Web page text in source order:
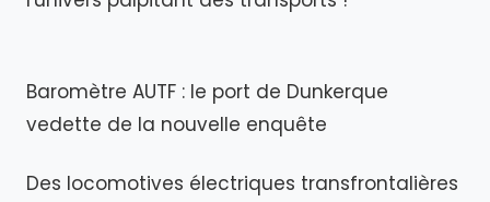
Baromètre AUTF : le port de Dunkerque
vedette de la nouvelle enquête
Des locomotives électriques transfrontalières